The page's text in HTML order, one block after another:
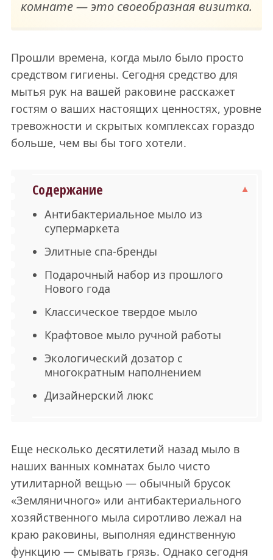
комнате — это своеобразная визитка.
Прошли времена, когда мыло было просто
средством гигиены. Сегодня средство для
мытья рук на вашей раковине расскажет
гостям о ваших настоящих ценностях, уровне
тревожности и скрытых комплексах гораздо
больше, чем вы бы того хотели.
Содержание
Антибактериальное мыло из
супермаркета
Элитные спа-бренды
Подарочный набор из прошлого
Нового года
Классическое твердое мыло
Крафтовое мыло ручной работы
Экологический дозатор с
многократным наполнением
Дизайнерский люкс
Еще несколько десятилетий назад мыло в
наших ванных комнатах было чисто
утилитарной вещью — обычный брусок
«Земляничного» или антибактериального
хозяйственного мыла сиротливо лежал на
краю раковины, выполняя единственную
функцию — смывать грязь. Однако сегодня